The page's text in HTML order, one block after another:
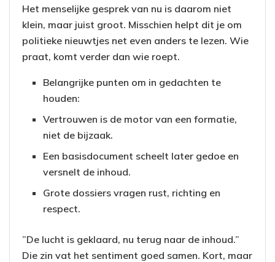
Het menselijke gesprek van nu is daarom niet
klein, maar juist groot. Misschien helpt dit je om
politieke nieuwtjes net even anders te lezen. Wie
praat, komt verder dan wie roept.
Belangrijke punten om in gedachten te
houden:
Vertrouwen is de motor van een formatie,
niet de bijzaak.
Een basisdocument scheelt later gedoe en
versnelt de inhoud.
Grote dossiers vragen rust, richting en
respect.
”De lucht is geklaard, nu terug naar de inhoud.”
Die zin vat het sentiment goed samen. Kort, maar